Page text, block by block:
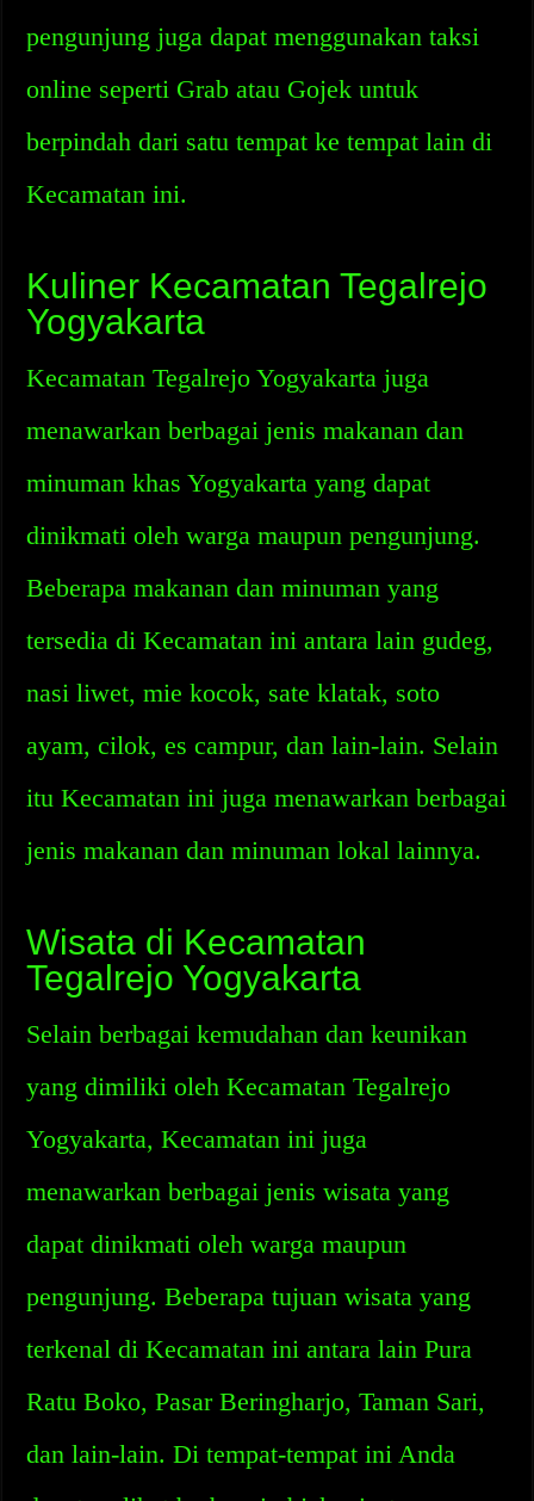
pengunjung juga dapat menggunakan taksi
online seperti Grab atau Gojek untuk
berpindah dari satu tempat ke tempat lain di
Kecamatan ini.
Kuliner Kecamatan Tegalrejo
Yogyakarta
Kecamatan Tegalrejo Yogyakarta juga
menawarkan berbagai jenis makanan dan
minuman khas Yogyakarta yang dapat
dinikmati oleh warga maupun pengunjung.
Beberapa makanan dan minuman yang
tersedia di Kecamatan ini antara lain gudeg,
nasi liwet, mie kocok, sate klatak, soto
ayam, cilok, es campur, dan lain-lain. Selain
itu Kecamatan ini juga menawarkan berbagai
jenis makanan dan minuman lokal lainnya.
Wisata di Kecamatan
Tegalrejo Yogyakarta
Selain berbagai kemudahan dan keunikan
yang dimiliki oleh Kecamatan Tegalrejo
Yogyakarta, Kecamatan ini juga
menawarkan berbagai jenis wisata yang
dapat dinikmati oleh warga maupun
pengunjung. Beberapa tujuan wisata yang
terkenal di Kecamatan ini antara lain Pura
Ratu Boko, Pasar Beringharjo, Taman Sari,
dan lain-lain. Di tempat-tempat ini Anda